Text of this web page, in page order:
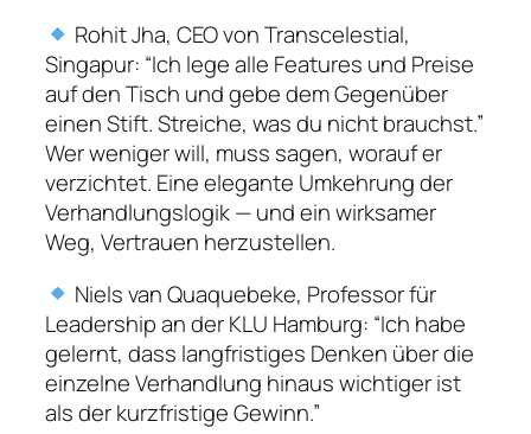
Rohit Jha, CEO von Transcelestial,
Singapur: “Ich lege alle Features und Preise
auf den Tisch und gebe dem Gegenüber
einen Stift. Streiche, was du nicht brauchst.”
Wer weniger will, muss sagen, worauf er
verzichtet. Eine elegante Umkehrung der
Verhandlungslogik — und ein wirksamer
Weg, Vertrauen herzustellen.
Niels van Quaquebeke, Professor für
Leadership an der KLU Hamburg: “Ich habe
gelernt, dass langfristiges Denken über die
einzelne Verhandlung hinaus wichtiger ist
als der kurzfristige Gewinn.”